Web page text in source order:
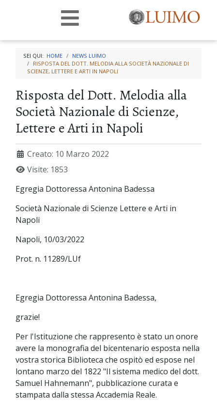
SEI QUI: HOME
NEWS LUIMO
RISPOSTA DEL DOTT. MELODIA ALLA SOCIETÀ NAZIONALE DI
SCIENZE, LETTERE E ARTI IN NAPOLI
Risposta del Dott. Melodia alla
Società Nazionale di Scienze,
Lettere e Arti in Napoli
Creato: 10 Marzo 2022
Visite: 1853
Egregia Dottoressa Antonina Badessa
Società Nazionale di Scienze Lettere e Arti in
Napoli
Napoli, 10/03/2022
Prot. n. 11289/LUf
Egregia Dottoressa Antonina Badessa,
grazie!
Per l'Istituzione che rappresento è stato un onore
avere la monografia del bicentenario esposta nella
vostra storica Biblioteca che ospitò ed espose nel
lontano marzo del 1822 "Il sistema medico del dott.
Samuel Hahnemann", pubblicazione curata e
stampata dalla stessa Accademia Reale.